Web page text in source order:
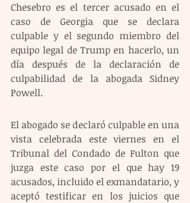
Chesebro es el tercer acusado en el
caso de Georgia que se declara
culpable y el segundo miembro del
equipo legal de Trump en hacerlo, un
día después de la declaración de
culpabilidad de la abogada Sidney
Powell.
El abogado se declaró culpable en una
vista celebrada este viernes en el
Tribunal del Condado de Fulton que
juzga este caso por el que hay 19
acusados, incluido el exmandatario, y
aceptó testificar en los juicios que